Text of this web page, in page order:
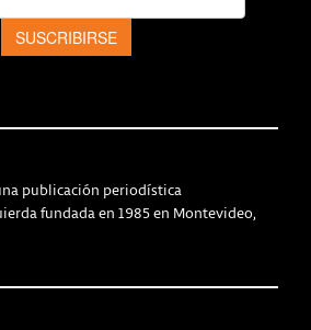
publicación periodística
fundada en 1985 en Montevideo,